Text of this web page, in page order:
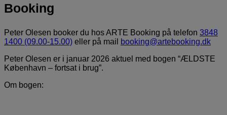
Booking
Peter Olesen booker du hos ARTE Booking på telefon 3848
1400 (09.00-15.00) eller på mail
booking@artebooking.dk
Peter Olesen er i januar 2026 aktuel med bogen “ÆLDSTE
København – fortsat i brug”.
Om bogen: